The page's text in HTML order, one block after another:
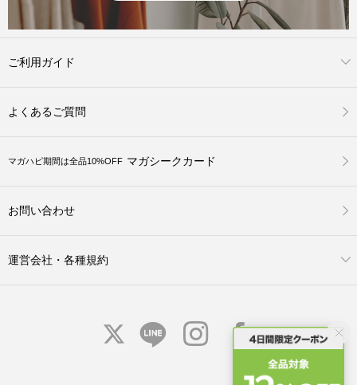
ご利用ガイド
よくあるご質問
マガハピ期間は全品10%OFF マガシークカード
お問い合わせ
運営会社・各種規約